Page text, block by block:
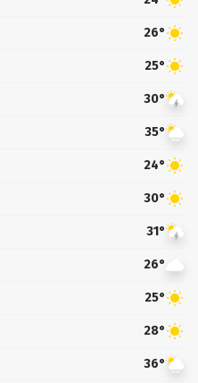
26°
25°
30°
35°
24°
30°
31°
26°
25°
28°
36°